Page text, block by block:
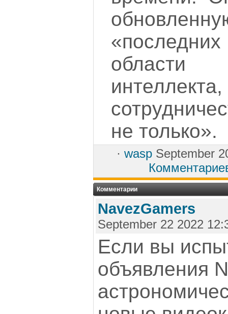
области
не только».
· waspSeptember
Комментарии
NavezGamers
September 22 2022
Если вы
объявления